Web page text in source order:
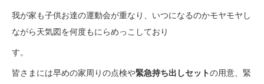
我が家も子供お達の運動会が重なり、いつになるのかモヤモヤし
ながら天気図を何度もにらめっこしており
す。
皆さまには早めの家周りの点検や緊急持ち出しセットの用意、緊